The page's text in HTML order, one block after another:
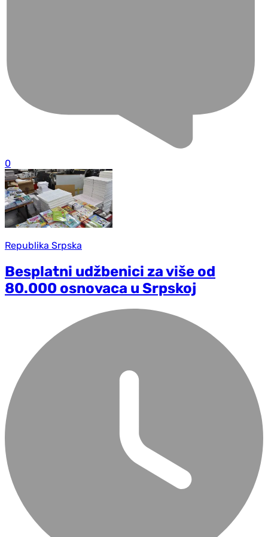
0
Republika Srpska
Besplatni udžbenici za više od
80.000 osnovaca u Srpskoj